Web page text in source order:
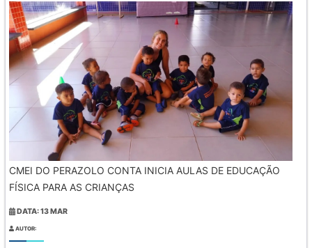
CMEI DO PERAZOLO CONTA INICIA AULAS DE EDUCAÇÃO
FÍSICA PARA AS CRIANÇAS
DATA: 13 MAR
AUTOR: